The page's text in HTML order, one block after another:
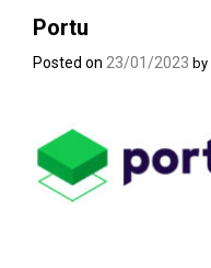
Portu
Posted on 23/01/2023 by